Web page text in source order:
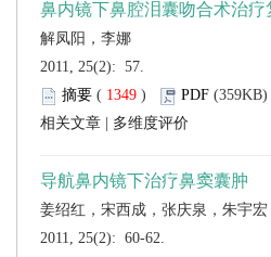
2011, 25(2): 57.
(
)
2011, 25(2): 60-62.